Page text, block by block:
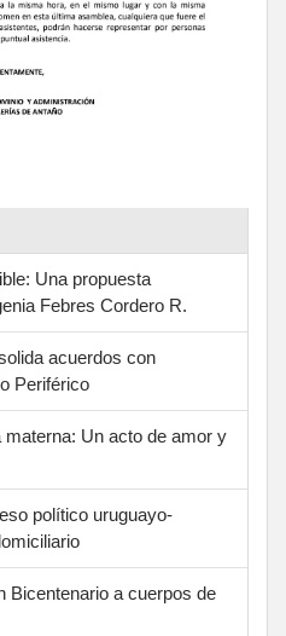
Una propuesta
Febres Cordero R.
acuerdos con
Periférico
Un acto de amor y
político uruguayo-
Bicentenario a cuerpos de